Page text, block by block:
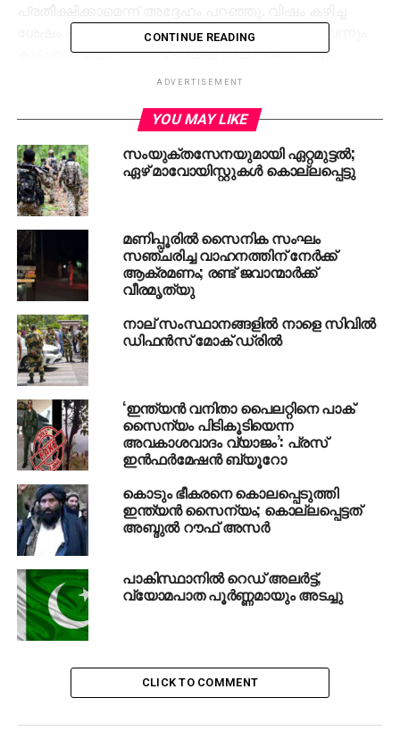
ശേഷം പിതാവ് തന്നെ ഫോണില്‍ വിളിച്ചിരുന്നുവെന്നും
കൂടുതല്‍ പേര് ആത്മഹത്യക്ക് തയാറാണെന്നും
അദ്ദേഹം പറഞ്ഞതായും മകന്‍ വ്യക്തമാക്കി.
സൈനികനെ അപമാനിച്ച വി.കെ സിങ്
മാപ്പുപറയണമെന്ന ആവശ്യം ട്വിറ്റര്‍ അടക്കമുള്ള
സോഷ്യല്‍ മീഡിയയില്‍ ശക്തമായി.
ഡല്‍ഹിയിലെ ലേഡി ഹാര്‍ഡിഞ്ച് ആസ്പത്രിയില്‍
മുന്‍ സൈനികന്റെ കുടുംബത്തെ സന്ദര്‍ശിക്കാന്‍
ശ്രമിച്ച കോണ്‍ഗ്രസ് വൈസ് പ്രസിഡണ്ട് രാഹുല്‍
ഗാന്ധിയെ പൊലീസ് കസ്റ്റഡിയിലെടുത്തു. ഡല്‍ഹി
മന്ത്രി മനീഷ് സിസോദിയയെയും പൊലീസ് തടഞ്ഞു.
സൈനികന്റെ മരണം രാഷ്ട്രീയവല്‍ക്കരിക്കാന്‍
അനുവദിക്കില്ലെന്നു പറഞ്ഞായിരുന്നു പൊലീസ്
നടപടി.
ആത്മഹത്യ ചെയ്ത സൈനികനെ
അപമാനിച്ച്
കേന്ദ്രമന്ത്രി വി.കെ സിങിന്റെ പരാമര്‍ശം
What can be the defence
for beating up the family
of the ex servicemen ?
And how can vk singh
question mental state ?
— pallavi ghosh
(@_pallavighosh)
November 2, 2016
CONTINUE READING
ADVERTISEMENT
YOU MAY LIKE
സംയുക്തസേനയുമായി ഏറ്റമുട്ടല്‍;
ഏഴ് മാവോയിസ്റ്റുകള്‍ കൊല്ലപ്പെട്ടു
മണിപ്പൂരില്‍ സൈനിക സംഘം
സഞ്ചരിച്ച വാഹനത്തിന് നേര്‍ക്ക്
ആക്രമണം; രണ്ട് ജവാന്മാര്‍ക്ക്
വീരമൃത്യു
നാല് സംസ്ഥാനങ്ങളില്‍ നാളെ സിവില്‍
ഡിഫന്‍സ് മോക് ഡ്രില്‍
‘ഇന്ത്യന്‍ വനിതാ പൈലറ്റിനെ പാക്
സൈന്യം പിടികൂടിയെന്ന
അവകാശവാദം വ്യാജം’: പ്രസ്
ഇന്‍ഫര്‍മേഷന്‍ ബ്യൂറോ
കൊടും ഭീകരനെ കൊലപ്പെടുത്തി
ഇന്ത്യന്‍ സൈന്യം; കൊല്ലപ്പെട്ടത്
അബ്ദുല്‍ റൗഫ് അസര്‍
പാകിസ്ഥാനില്‍ റെഡ് അലര്‍ട്ട്,
വ്യോമപാത പൂര്‍ണ്ണമായും അടച്ചു
CLICK TO COMMENT